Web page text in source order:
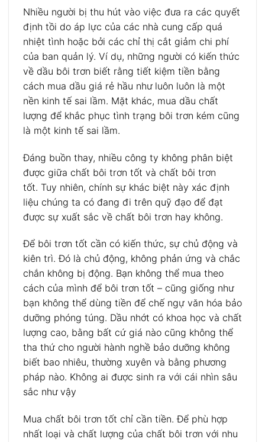
Nhiều người bị thu hút vào việc đưa ra các quyết
định tồi do áp lực của các nhà cung cấp quá
nhiệt tình hoặc bởi các chỉ thị cắt giảm chi phí
của ban quản lý. Ví dụ, những người có kiến ​​thức
về dầu bôi trơn biết rằng tiết kiệm tiền bằng
cách mua dầu giá rẻ hầu như luôn luôn là một
nền kinh tế sai lầm. Mặt khác, mua dầu chất
lượng để khắc phục tình trạng bôi trơn kém cũng
là một kinh tế sai lầm.
Đáng buồn thay, nhiều công ty không phân biệt
được giữa chất bôi trơn tốt và chất bôi trơn
tốt. Tuy nhiên, chính sự khác biệt này xác định
liệu chúng ta có đang đi trên quỹ đạo để đạt
được sự xuất sắc về chất bôi trơn hay không.
Để bôi trơn tốt cần có kiến ​​thức, sự chủ động và
kiên trì. Đó là chủ động, không phản ứng và chắc
chắn không bị động. Bạn không thể mua theo
cách của mình để bôi trơn tốt – cũng giống như
bạn không thể dùng tiền để chế ngự văn hóa bảo
dưỡng phóng túng. Dầu nhớt có khoa học và chất
lượng cao, bằng bất cứ giá nào cũng không thể
tha thứ cho người hành nghề bảo dưỡng không
biết bao nhiêu, thường xuyên và bằng phương
pháp nào. Không ai được sinh ra với cái nhìn sâu
sắc như vậy
Mua chất bôi trơn tốt chỉ cần tiền. Để phù hợp
nhất loại và chất lượng của chất bôi trơn với nhu